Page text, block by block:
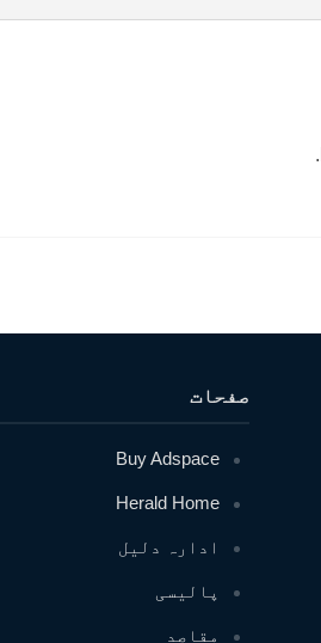
صفحات
Buy Adspace
Herald Home
ادارہ دلیل
پالیسی
مقاصد